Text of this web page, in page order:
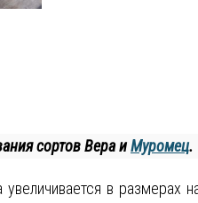
сортов Вера иМуромец.
в размерах